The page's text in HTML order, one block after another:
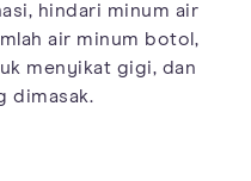
hindari minum air
air minum botol,
menyikat gigi, dan
dimasak.